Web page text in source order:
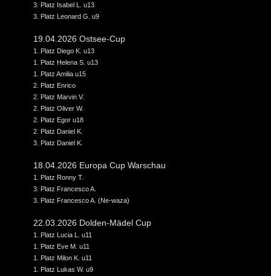
3. Platz Isabel L. u13
3. Platz Leonard G. u9
19.04.2026 Ostsee-Cup
1. Platz Diego K. u13
1. Platz Helena S. u13
1. Platz Amilia u15
2. Platz Enrico
2. Platz Marvin V.
2. Platz Oliver W.
2. Platz Egor u18
2. Platz Daniel K.
3. Platz Daniel K.
18.04.2026 Europa Cup Warschau
1. Platz Ronny T.
3. Platz Francesco A.
3. Platz Francesco A. (Ne-waza)
22.03.2026 Dolden-Mädel Cup
1. Platz Lucia L. u11
1. Platz Eve M. u11
1. Platz Milon K. u11
1. Platz Lukas W. u9